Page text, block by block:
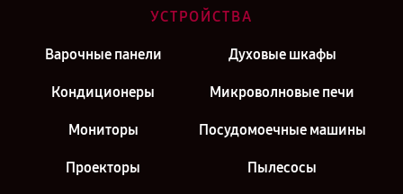
УСТРОЙСТВА
Варочные панели Духовые шкафы
Кондиционеры Микроволновые печи
Мониторы Посудомоечные машины
Проекторы Пылесосы